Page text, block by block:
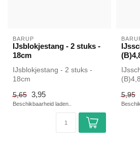
BARUP
IJsblokjestang - 2 stuks -
18cm
IJsblokjestang - 2 stuks -
18cm
5,65 3,95
Beschikbaarheid laden..
voor
5,95